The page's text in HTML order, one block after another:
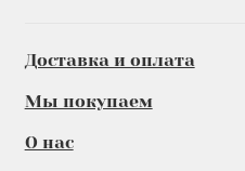
Доставка и оплата
Мы покупаем
О нас